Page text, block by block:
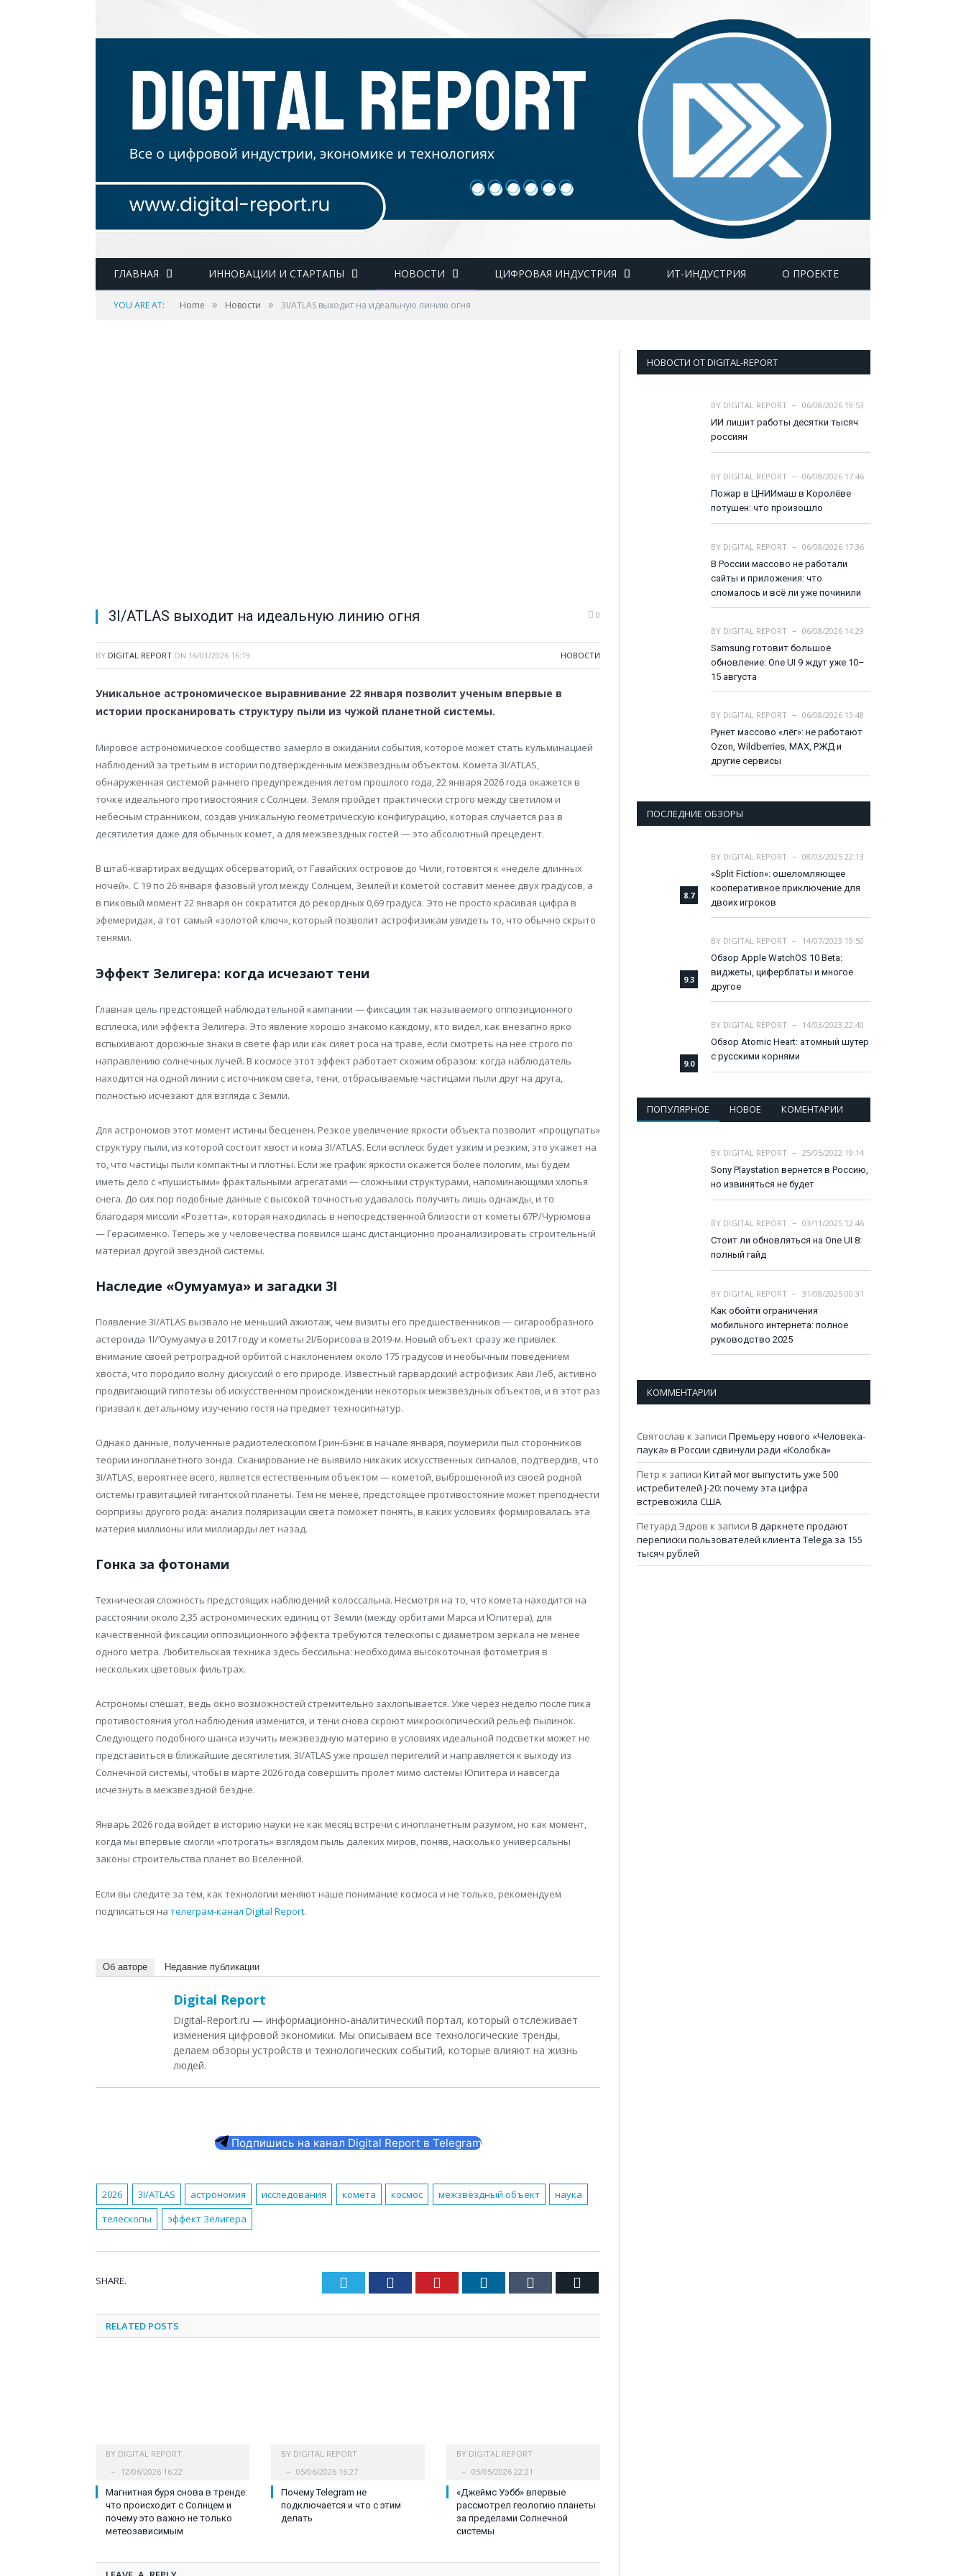
ГЛАВНАЯ ИННОВАЦИИ И СТАРТАПЫ НОВОСТИ ЦИФРОВАЯ ИНДУСТРИЯ ИТ-ИНДУСТРИЯ О ПРОЕКТЕ
YOU ARE AT: Home » Новости » 3I/ATLAS выходит на идеальную линию огня
3I/ATLAS выходит на идеальную линию огня 0
BY DIGITAL REPORT ON 16/01/2026 16:19 НОВОСТИ
Уникальное астрономическое выравнивание 22 января позволит ученым впервые в
истории просканировать структуру пыли из чужой планетной системы.
Мировое астрономическое сообщество замерло в ожидании события, которое может стать кульминацией
наблюдений за третьим в истории подтвержденным межзвездным объектом. Комета 3I/ATLAS,
обнаруженная системой раннего предупреждения летом прошлого года, 22 января 2026 года окажется в
точке идеального противостояния с Солнцем. Земля пройдет практически строго между светилом и
небесным странником, создав уникальную геометрическую конфигурацию, которая случается раз в
десятилетия даже для обычных комет, а для межзвездных гостей — это абсолютный прецедент.
В штаб-квартирах ведущих обсерваторий, от Гавайских островов до Чили, готовятся к «неделе длинных
ночей». С 19 по 26 января фазовый угол между Солнцем, Землей и кометой составит менее двух градусов, а
в пиковый момент 22 января он сократится до рекордных 0,69 градуса. Это не просто красивая цифра в
эфемеридах, а тот самый «золотой ключ», который позволит астрофизикам увидеть то, что обычно скрыто
тенями.
Эффект Зелигера: когда исчезают тени
Главная цель предстоящей наблюдательной кампании — фиксация так называемого оппозиционного
всплеска, или эффекта Зелигера. Это явление хорошо знакомо каждому, кто видел, как внезапно ярко
вспыхивают дорожные знаки в свете фар или как сияет роса на траве, если смотреть на нее строго по
направлению солнечных лучей. В космосе этот эффект работает схожим образом: когда наблюдатель
находится на одной линии с источником света, тени, отбрасываемые частицами пыли друг на друга,
полностью исчезают для взгляда с Земли.
Для астрономов этот момент истины бесценен. Резкое увеличение яркости объекта позволит «прощупать»
структуру пыли, из которой состоит хвост и кома 3I/ATLAS. Если всплеск будет узким и резким, это укажет на
то, что частицы пыли компактны и плотны. Если же график яркости окажется более пологим, мы будем
иметь дело с «пушистыми» фрактальными агрегатами — сложными структурами, напоминающими хлопья
снега. До сих пор подобные данные с высокой точностью удавалось получить лишь однажды, и то
благодаря миссии «Розетта», которая находилась в непосредственной близости от кометы 67P/Чурюмова
— Герасименко. Теперь же у человечества появился шанс дистанционно проанализировать строительный
материал другой звездной системы.
Наследие «Оумуамуа» и загадки 3I
Появление 3I/ATLAS вызвало не меньший ажиотаж, чем визиты его предшественников — сигарообразного
астероида 1I/’Оумуамуа в 2017 году и кометы 2I/Борисова в 2019-м. Новый объект сразу же привлек
внимание своей ретроградной орбитой с наклонением около 175 градусов и необычным поведением
хвоста, что породило волну дискуссий о его природе. Известный гарвардский астрофизик Ави Леб, активно
продвигающий гипотезы об искусственном происхождении некоторых межзвездных объектов, и в этот раз
призвал к детальному изучению гостя на предмет техносигнатур.
Однако данные, полученные радиотелескопом Грин-Бэнк в начале января, поумерили пыл сторонников
теории инопланетного зонда. Сканирование не выявило никаких искусственных сигналов, подтвердив, что
3I/ATLAS, вероятнее всего, является естественным объектом — кометой, выброшенной из своей родной
системы гравитацией гигантской планеты. Тем не менее, предстоящее противостояние может преподнести
сюрпризы другого рода: анализ поляризации света поможет понять, в каких условиях формировалась эта
материя миллионы или миллиарды лет назад.
Гонка за фотонами
Техническая сложность предстоящих наблюдений колоссальна. Несмотря на то, что комета находится на
расстоянии около 2,35 астрономических единиц от Земли (между орбитами Марса и Юпитера), для
качественной фиксации оппозиционного эффекта требуются телескопы с диаметром зеркала не менее
одного метра. Любительская техника здесь бессильна: необходима высокоточная фотометрия в
нескольких цветовых фильтрах.
Астрономы спешат, ведь окно возможностей стремительно захлопывается. Уже через неделю после пика
противостояния угол наблюдения изменится, и тени снова скроют микроскопический рельеф пылинок.
Следующего подобного шанса изучить межзвездную материю в условиях идеальной подсветки может не
представиться в ближайшие десятилетия. 3I/ATLAS уже прошел перигелий и направляется к выходу из
Солнечной системы, чтобы в марте 2026 года совершить пролет мимо системы Юпитера и навсегда
исчезнуть в межзвездной бездне.
Январь 2026 года войдет в историю науки не как месяц встречи с инопланетным разумом, но как момент,
когда мы впервые смогли «потрогать» взглядом пыль далеких миров, поняв, насколько универсальны
законы строительства планет во Вселенной.
Если вы следите за тем, как технологии меняют наше понимание космоса и не только, рекомендуем
подписаться на телеграм-канал Digital Report.
Об авторе Недавние публикации
Digital Report
Digital-Report.ru — информационно-аналитический портал, который отслеживает
изменения цифровой экономики. Мы описываем все технологические тренды,
делаем обзоры устройств и технологических событий, которые влияют на жизнь
людей.
Подпишись на канал Digital Report в Telegram
2026 3I/ATLAS астрономия исследования комета космос межзвёздный объект
наука
телескопы
эффект Зелигера
SHARE. Twitter Facebook Pinterest LinkedIn Tumblr
RELATED POSTS
BY DIGITAL REPORT
12/06/2026 16:22
Магнитная буря снова в тренде:
что происходит с Солнцем и
почему это важно не только
метеозависимым
BY DIGITAL REPORT
05/06/2026 16:27
Почему Telegram не
подключается и что с этим
делать
BY DIGITAL REPORT
05/05/2026 22:21
«Джеймс Уэбб» впервые
рассмотрел геологию планеты
за пределами Солнечной
системы
НОВОСТИ ОТ DIGITAL-REPORT
BY DIGITAL REPORT
06/08/2026 19:53
ИИ лишит работы десятки тысяч
россиян
BY DIGITAL REPORT
06/08/2026 17:46
Пожар в ЦНИИмаш в Королёве
потушен: что произошло
BY DIGITAL REPORT
06/08/2026 17:36
В России массово не работали
сайты и приложения: что
сломалось и всё ли уже починили
BY DIGITAL REPORT
06/08/2026 14:29
Samsung готовит большое
обновление: One UI 9 ждут уже 10–
15 августа
BY DIGITAL REPORT
06/08/2026 13:48
Рунет массово «лёг»: не работают
Ozon, Wildberries, MAX, РЖД и
другие сервисы
ПОСЛЕДНИЕ ОБЗОРЫ
8.7
BY DIGITAL REPORT
08/03/2025 22:13
«Split Fiction»: ошеломляющее
кооперативное приключение для
двоих игроков
9.3
BY DIGITAL REPORT
14/07/2023 19:50
Обзор Apple WatchOS 10 Beta:
виджеты, циферблаты и многое
другое
9.0
BY DIGITAL REPORT
14/03/2023 22:40
Обзор Atomic Heart: атомный шутер
с русскими корнями
ПОПУЛЯРНОЕ НОВОЕ КОМЕНТАРИИ
BY DIGITAL REPORT
25/05/2022 19:14
Sony Playstation вернется в Россию,
но извиняться не будет
BY DIGITAL REPORT
03/11/2025 12:46
Стоит ли обновляться на One UI 8:
полный гайд
BY DIGITAL REPORT
31/08/2025 00:31
Как обойти ограничения
мобильного интернета: полное
руководство 2025
КОММЕНТАРИИ
Святослав к записи Премьеру нового «Человека-
паука» в России сдвинули ради «Колобка»
Петр к записи Китай мог выпустить уже 500
истребителей J-20: почему эта цифра
встревожила США
Петуард Эдров к записи В даркнете продают
переписки пользователей клиента Telega за 155
тысяч рублей